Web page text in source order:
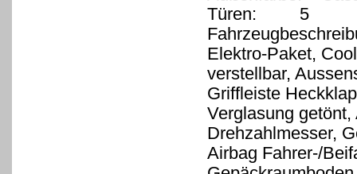
Türen: 5
Elektro-Paket,
verstellbar,
Griffleiste
Verglasung
Drehzahlmesser,
Airbag Fahrer-/